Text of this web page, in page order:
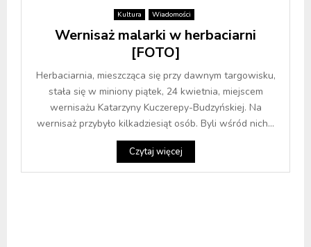
Kultura Wiadomości
Wernisaż malarki w herbaciarni
[FOTO]
Herbaciarnia, mieszcząca się przy dawnym targowisku,
stała się w miniony piątek, 24 kwietnia, miejscem
wernisażu Katarzyny Kuczerepy-Budzyńskiej. Na
wernisaż przybyło kilkadziesiąt osób. Byli wśród nich...
Czytaj więcej